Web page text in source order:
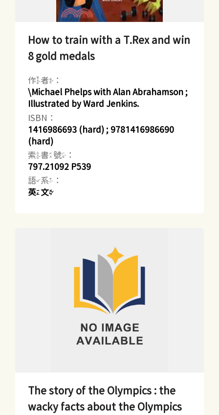
How to train with a T.Rex and win
8 gold medals
作者：
\Michael Phelps with Alan Abrahamson ;
Illustrated by Ward Jenkins.
ISBN：
1416986693 (hard) ; 9781416986690
(hard)
索書號：
797.21092 P539
語系：
英文
The story of the Olympics : the
wacky facts about the Olympics